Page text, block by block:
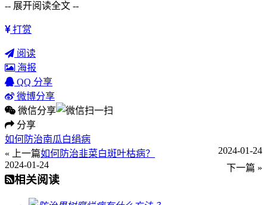
-- 展开阅读全文 --
打赏
阅读
海报
QQ 分享
微博分享
微信分享
分享
如何防治南瓜白绢病
« 上一篇
2024-01-24
如何防治韭菜白斑叶枯病？
下一篇 »
2024-01-24
相关阅读